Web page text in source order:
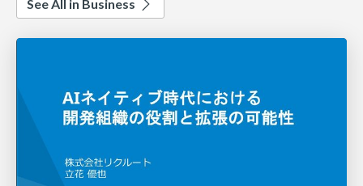
See All in Business